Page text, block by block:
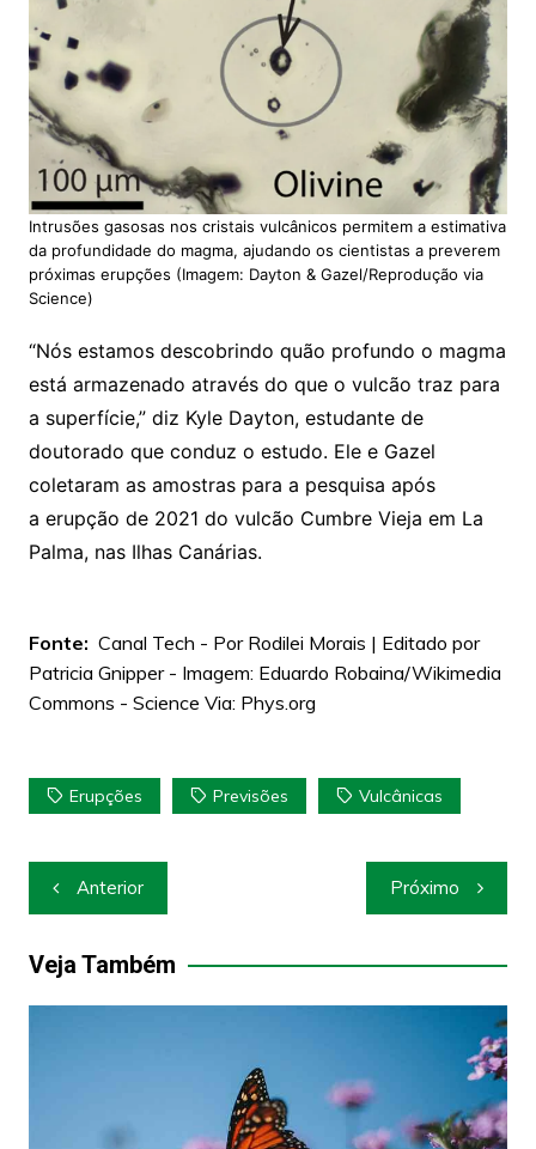
Intrusões gasosas nos cristais vulcânicos permitem a estimativa
da profundidade do magma, ajudando os cientistas a preverem
próximas erupções (Imagem: Dayton & Gazel/Reprodução via
Science)
“Nós estamos descobrindo quão profundo o magma
está armazenado através do que o vulcão traz para
a superfície,” diz Kyle Dayton, estudante de
doutorado que conduz o estudo. Ele e Gazel
coletaram as amostras para a pesquisa após
a erupção de 2021 do vulcão Cumbre Vieja em La
Palma, nas Ilhas Canárias.
Fonte: Canal Tech - Por Rodilei Morais | Editado por
Patricia Gnipper - Imagem: Eduardo Robaina/Wikimedia
Commons - Science Via: Phys.org
Erupções Previsões Vulcânicas
Navegação
de
Post
Anterior Próximo
Veja Também